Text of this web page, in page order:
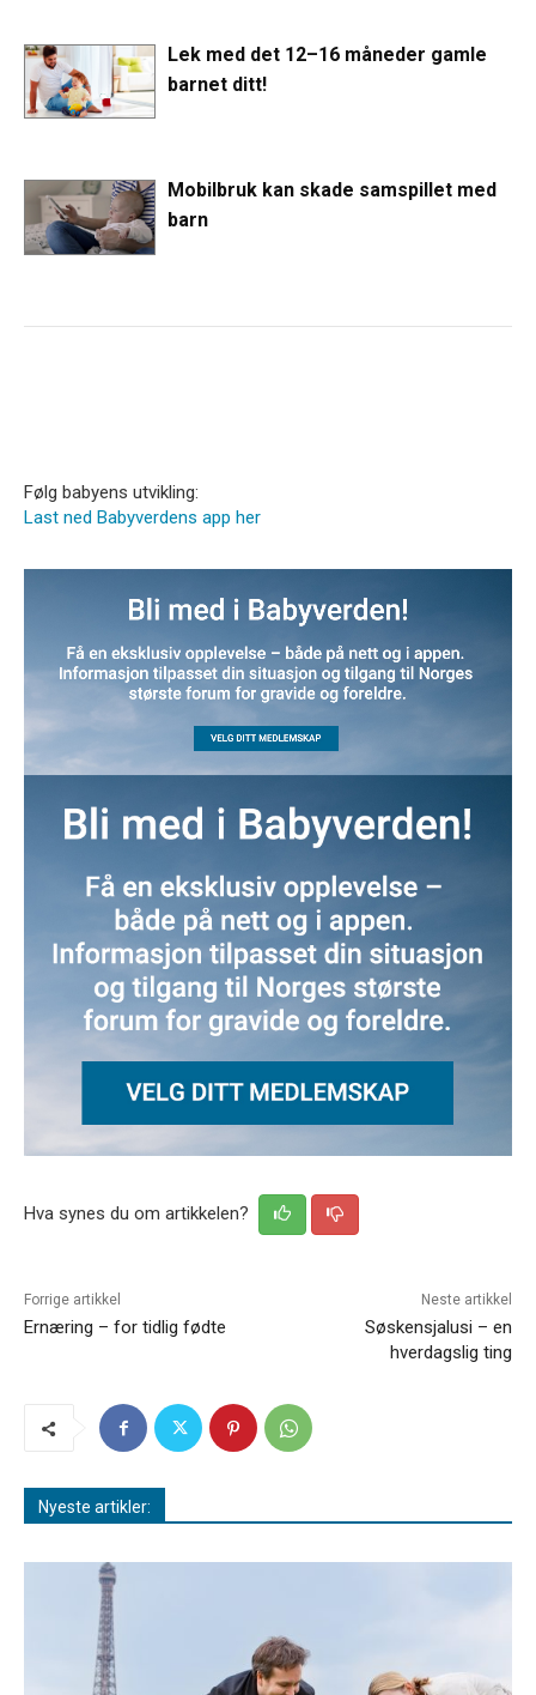
Lek med det 12–16 måneder gamle
barnet ditt!
Mobilbruk kan skade samspillet med
barn
Følg babyens utvikling:
Last ned Babyverdens app her
Hva synes du om artikkelen?
Forrige artikkel
Ernæring – for tidlig fødte
Neste artikkel
Søskensjalusi – en
hverdagslig ting
Nyeste artikler: